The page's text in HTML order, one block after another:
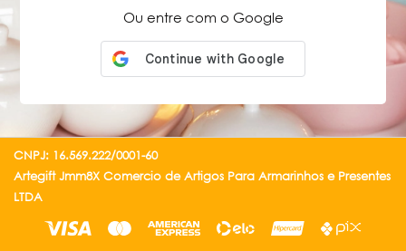
Ou entre com o Google
CNPJ: 16.569.222/0001-60
Artegift Jmm8X Comercio de Artigos Para Armarinhos e Presentes
LTDA